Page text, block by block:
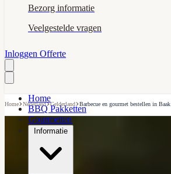
Bezorg informatie
Veelgestelde vragen
Inloggen Offerte
Home
BBQ Pakketten
Gourmetten
Informatie
Home›Nederland›Gelderland›Barbecue en gourmet bestellen in Baak